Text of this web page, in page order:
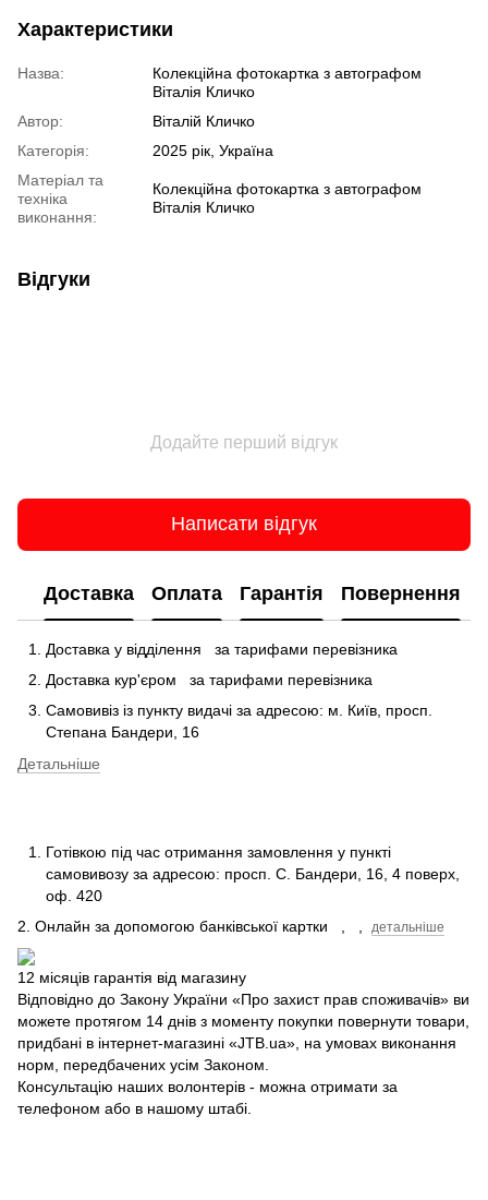
Характеристики
Назва:
Колекційна фотокартка з автографом
Віталія Кличко
Автор:
Віталій Кличко
Категорія:
2025 рік, Україна
Матеріал та
техніка
виконання:
Колекційна фотокартка з автографом
Віталія Кличко
Відгуки
Додайте перший відгук
Написати відгук
Доставка Оплата Гарантія Повернення
Доставка у відділення
за тарифами перевізника
Доставка кур'єром
за тарифами перевізника
Самовивіз із пункту видачі за адресою: м. Київ, просп.
Степана Бандери, 16
Детальніше
Готівкою під час отримання замовлення у пункті
самовивозу за адресою: просп. С. Бандери, 16, 4 поверх,
оф. 420
2. Онлайн за допомогою банківської картки
детальніше
12 місяців гарантія від магазину
Відповідно до Закону України «Про захист прав споживачів» ви
можете протягом 14 днів з моменту покупки повернути товари,
придбані в інтернет-магазині «JTB.ua», на умовах виконання
норм, передбачених усім Законом.
Консультацію наших волонтерів - можна отримати за
телефоном або в нашому штабі.